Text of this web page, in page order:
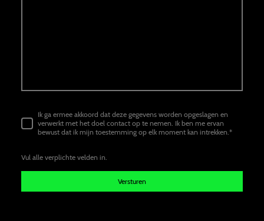
Ik ga ermee akkoord dat deze gegevens worden opgeslagen en
verwerkt met het doel contact op te nemen. Ik ben me ervan
bewust dat ik mijn toestemming op elk moment kan intrekken.*
Vul alle verplichte velden in.
Versturen